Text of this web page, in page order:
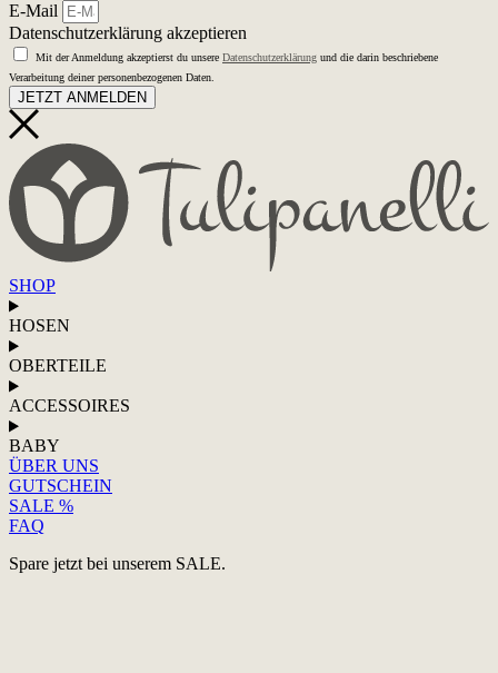
E-Mail
Datenschutzerklärung akzeptieren
Mit der Anmeldung akzeptierst du unsere Datenschutzerklärung und die darin beschriebene
Verarbeitung deiner personenbezogenen Daten.
JETZT ANMELDEN
SHOP
HOSEN
OBERTEILE
ACCESSOIRES
BABY
ÜBER UNS
GUTSCHEIN
SALE %
FAQ
Spare jetzt bei unserem SALE.